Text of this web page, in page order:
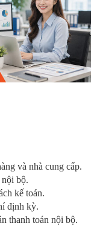
và nhà cung cấp.
bộ.
kế toán.
định kỳ.
thanh toán nội bộ.